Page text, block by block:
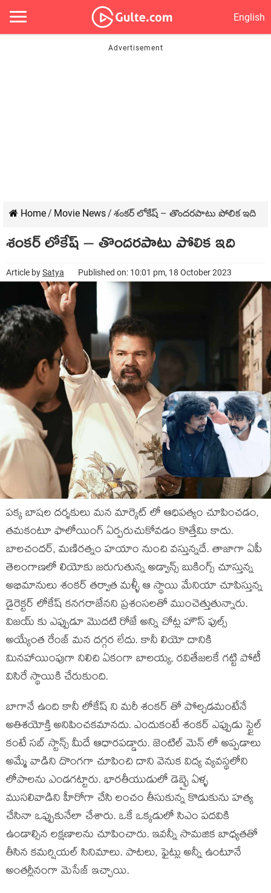
English
Home/ Movie News/ శంకర్ లోకేష్ – తొందరపాటు పోలిక ఇది
శంకర్ లోకేష్ – తొందరపాటు పోలిక ఇది
Article bySatya Published on: 10:01 pm, 18 October 2023
పక్క బాషల దర్శకులు మన మార్కెట్ లో ఆధిపత్యం చూపించడం,
తమకంటూ ఫాలోయింగ్ ఏర్పరుచుకోవడం కొత్తేమి కాదు.
బాలచందర్, మణిరత్నం హయాం నుంచి వస్తున్నదే. తాజాగా ఏపీ
తెలంగాణలో లియోకు జరుగుతున్న అడ్వాన్స్ బుకింగ్స్ చూస్తున్న
అభిమానులు శంకర్ తర్వాత మళ్ళీ ఆ స్థాయి మేనియా చూపిస్తున్న
డైరెక్టర్ లోకేష్ కనగరాజేనని ప్రశంసలతో ముంచెత్తుతున్నారు.
విజయ్ కు ఎప్పుడూ మొదటి రోజే అన్ని చోట్ల హౌస్ ఫుల్స్
అయ్యేంత రేంజ్ మన దగ్గర లేదు. కానీ లియో దానికి
మినహాయింపుగా నిలిచి ఏకంగా బాలయ్య, రవితేజలకే గట్టి పోటీ
విసిరే స్థాయికి చేరుకుంది.
బాగానే ఉంది కానీ లోకేష్ ని మరీ శంకర్ తో పోల్చడమంటేనే
అతిశయోక్తి అనిపించకమానదు. ఎందుకంటే శంకర్ ఎప్పుడు స్టైల్
కంటే సబ్ స్టాన్స్ మీదే ఆధారపడ్డారు. జెంటిల్ మెన్ లో అప్పడాలు
అమ్మే వాడిని దొంగగా చూపించి దాని వెనుక విద్య వ్యవస్థలోని
లోపాలను ఎండగట్టారు. భారతీయుడులో డెబ్భై ఏళ్ళ
ముసలివాడిని హీరోగా చేసి లంచం తీసుకున్న కొడుకును హత్య
చేసినా ఒప్పుకునేలా చేశారు. ఒకే ఒక్కడులో సిఎం పదవికి
ఉండాల్సిన లక్షణాలను చూపించారు. ఇవన్నీ సామజిక బాధ్యతతో
తీసిన కమర్షియల్ సినిమాలు. పాటలు, ఫైట్లు అన్నీ ఉంటూనే
అంతర్లీనంగా మెసేజ్ ఇచ్చాయి.